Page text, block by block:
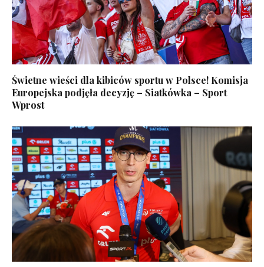
Świetne wieści dla kibiców sportu w Polsce! Komisja
Europejska podjęła decyzję – Siatkówka – Sport
Wprost